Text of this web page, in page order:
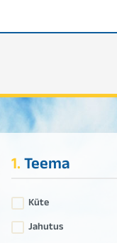
1.Teema
Küte
Jahutus